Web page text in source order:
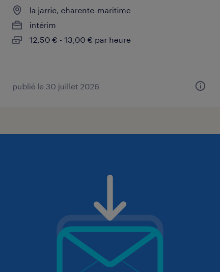
la jarrie, charente-maritime
intérim
12,50 € - 13,00 € par heure
publié le 30 juillet 2026